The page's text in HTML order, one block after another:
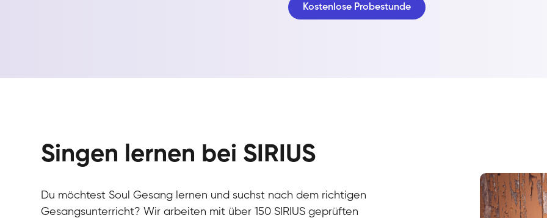
Kostenlose Probestunde
Singen lernen bei SIRIUS
Du möchtest Soul Gesang lernen und suchst nach dem richtigen
Gesangsunterricht? Wir arbeiten mit über 150 SIRIUS geprüften
Stefan
Gesang /